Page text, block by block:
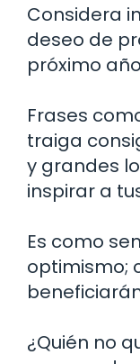
Considera
deseo de
próximo
Frases
traiga
y grandes
inspirar a
Es como
optimismo;
¿Quién no